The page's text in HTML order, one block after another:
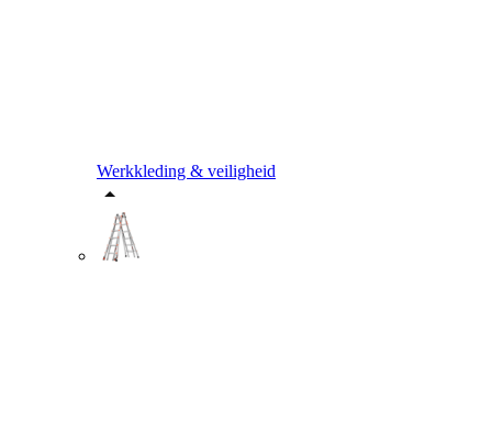
Werkkleding & veiligheid